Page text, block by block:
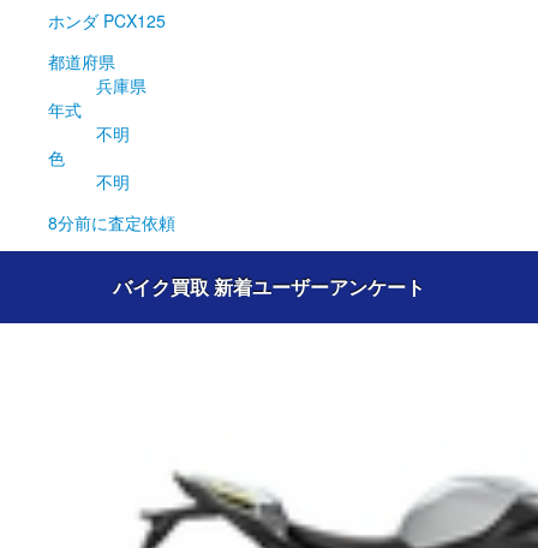
ホンダ PCX125
都道府県
兵庫県
年式
不明
色
不明
8分前に査定依頼
バイク買取 新着ユーザーアンケート